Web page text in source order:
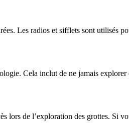
Les radios et sifflets sont utilisés
Cela inclut de ne jamais
lors de l’exploration des grottes. Si